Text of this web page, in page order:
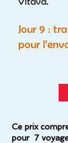
Jour 9 :
pour
Ce prix
pour 7